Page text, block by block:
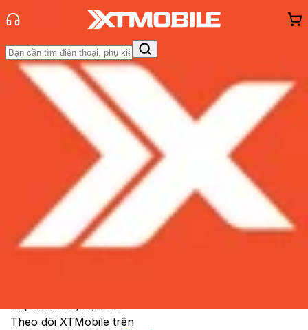
Trang chủ
Tin tức
Thủ thuật
Đánh Giá - Trên TaySo Sánh Tư vấnKhuyến
Hỏi đáp App - Game Thông báo
hàng - Sự kiện
Hướng dẫn 3 cách tắt sao lưu ảnh
trên Google Photos nhanh chóng
Cập nhật:23/10/2024
Theo dõi XTMobile trên